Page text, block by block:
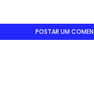
POSTAR UM